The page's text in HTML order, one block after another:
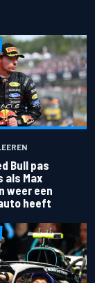
Bull pas
als Max
weer een
heeft